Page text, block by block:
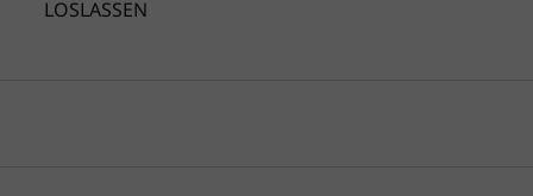
LOSLASSEN